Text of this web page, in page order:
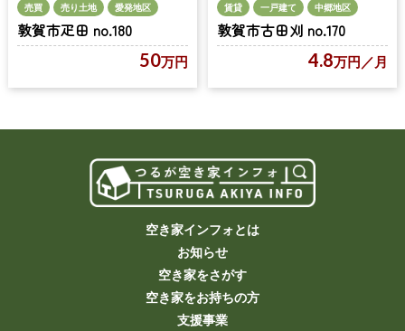
売買 売り土地 愛発地区
敦賀市疋田 no.180
50万円
賃貸 一戸建て 中郷地区
敦賀市古田刈 no.170
4.8万円 ／月
空き家インフォとは
お知らせ
空き家をさがす
空き家をお持ちの方
支援事業